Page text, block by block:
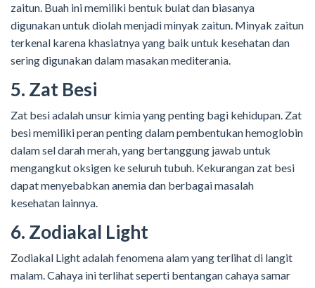
zaitun. Buah ini memiliki bentuk bulat dan biasanya
digunakan untuk diolah menjadi minyak zaitun. Minyak zaitun
terkenal karena khasiatnya yang baik untuk kesehatan dan
sering digunakan dalam masakan mediterania.
5. Zat Besi
Zat besi adalah unsur kimia yang penting bagi kehidupan. Zat
besi memiliki peran penting dalam pembentukan hemoglobin
dalam sel darah merah, yang bertanggung jawab untuk
mengangkut oksigen ke seluruh tubuh. Kekurangan zat besi
dapat menyebabkan anemia dan berbagai masalah
kesehatan lainnya.
6. Zodiakal Light
Zodiakal Light adalah fenomena alam yang terlihat di langit
malam. Cahaya ini terlihat seperti bentangan cahaya samar